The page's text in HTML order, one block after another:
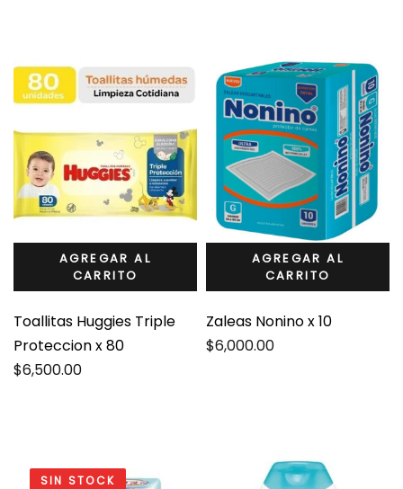
AGREGAR AL
CARRITO
Toallitas Huggies Triple
Proteccion x 80
$6,500.00
AGREGAR AL
CARRITO
Zaleas Nonino x 10
$6,000.00
SIN STOCK